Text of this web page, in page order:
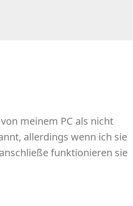
meinem PC als nicht
allerdings wenn ich sie
funktionieren sie